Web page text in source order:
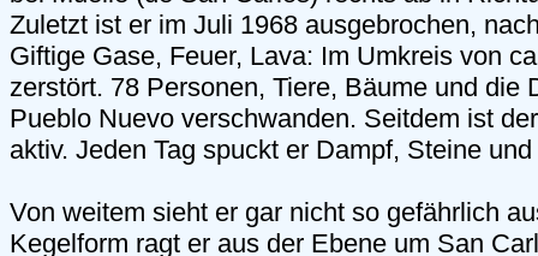
Zuletzt ist er im Juli 1968 ausgebrochen,
Giftige Gase, Feuer, Lava: Im Umkreis von
zerstört. 78 Personen, Tiere, Bäume und die
Pueblo Nuevo verschwanden. Seitdem ist
aktiv. Jeden Tag spuckt er Dampf, Steine
Von weitem sieht er gar nicht so gefährlich
Kegelform ragt er aus der Ebene um San